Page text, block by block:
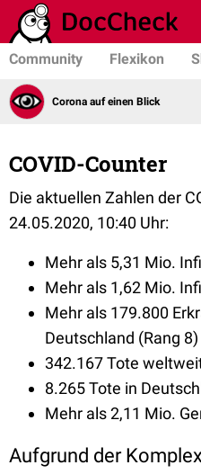
Community Flexikon
Corona auf einen Blick
COVID-Counter
Die aktuellen Zahlen der
24.05.2020, 10:40 Uhr:
Mehr als 5,31 Mio.
Mehr als 1,62 Mio.
Mehr als 179.800
Deutschland (Rang 8)
342.167 Tote
8.265 Tote in
Mehr als 2,11 Mio.
Aufgrund der